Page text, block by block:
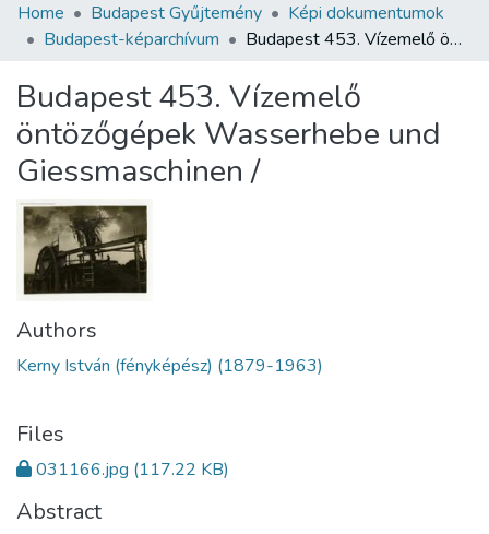
Communities & Collections
Statistics
About us
Home Budapest Gyűjtemény
Képi dokumentumok
Budapest-képarchívum
Budapest 453. Vízemelő öntözőgépek Wasserhebe und Giessmaschinen /
Budapest 453. Vízemelő
öntözőgépek Wasserhebe und
Giessmaschinen /
Authors
Kerny István (fényképész) (1879-1963)
Files
031166.jpg (117.22 KB)
Abstract